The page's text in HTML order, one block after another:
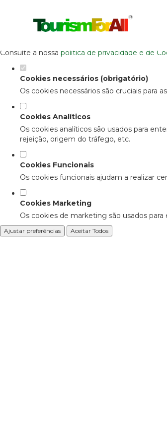
Defina as suas
Este website utiliza cookies estritamente
Consulte a nossa política de privacidade e de
Cookies necessários (obrigatório)
Os cookies necessários são cruciais para
Cookies Analíticos
Os cookies analíticos são usados para
rejeição, origem do tráfego, etc.
Cookies Funcionais
Os cookies funcionais ajudam a realizar
Cookies Marketing
Os cookies de marketing são usados
Ajustar preferências Aceitar Todos